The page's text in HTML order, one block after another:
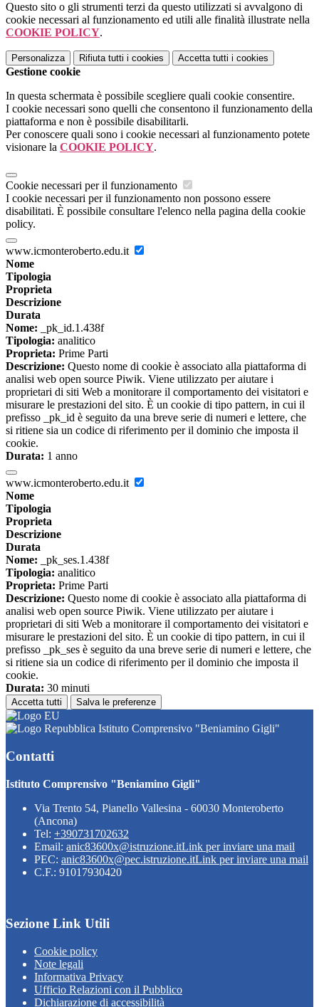
Questo sito o gli strumenti terzi da questo utilizzati si avvalgono di
cookie necessari al funzionamento ed utili alle finalità illustrate nella
COOKIE POLICY.
Personalizza Rifiuta tutti i cookies Accetta tutti i cookies
Gestione cookie
In questa schermata è possibile scegliere quali cookie consentire.
I cookie necessari sono quelli che consentono il funzionamento della
piattaforma e non è possibile disabilitarli.
Per conoscere quali sono i cookie necessari al funzionamento potete
visionare la COOKIE POLICY.
Cookie necessari per il funzionamento
I cookie necessari per il funzionamento non possono essere
disabilitati. È possibile consultare l'elenco nella pagina della cookie
policy.
www.icmonteroberto.edu.it
Nome
Tipologia
Proprieta
Descrizione
Durata
Nome: _pk_id.1.438f
Tipologia: analitico
Proprieta: Prime Parti
Descrizione: Questo nome di cookie è associato alla piattaforma di
analisi web open source Piwik. Viene utilizzato per aiutare i
proprietari di siti Web a monitorare il comportamento dei visitatori e
misurare le prestazioni del sito. È un cookie di tipo pattern, in cui il
prefisso _pk_id è seguito da una breve serie di numeri e lettere, che
si ritiene sia un codice di riferimento per il dominio che imposta il
cookie.
Durata: 1 anno
www.icmonteroberto.edu.it
Nome
Tipologia
Proprieta
Descrizione
Durata
Nome: _pk_ses.1.438f
Tipologia: analitico
Proprieta: Prime Parti
Descrizione: Questo nome di cookie è associato alla piattaforma di
analisi web open source Piwik. Viene utilizzato per aiutare i
proprietari di siti Web a monitorare il comportamento dei visitatori e
misurare le prestazioni del sito. È un cookie di tipo pattern, in cui il
prefisso _pk_ses è seguito da una breve serie di numeri e lettere, che
si ritiene sia un codice di riferimento per il dominio che imposta il
cookie.
Durata: 30 minuti
Accetta tutti Salva le preferenze
Istituto Comprensivo "Beniamino Gigli"
Contatti
Istituto Comprensivo "Beniamino Gigli"
Via Trento 54, Pianello Vallesina - 60030 Monteroberto
(Ancona)
Tel: +390731702632
Email: anic83600x@istruzione.itLink per inviare una mail
PEC: anic83600x@pec.istruzione.itLink per inviare una mail
C.F.: 91017930420
Sezione Link Utili
Cookie policy
Note legali
Informativa Privacy
Ufficio Relazioni con il Pubblico
Dichiarazione di accessibilità